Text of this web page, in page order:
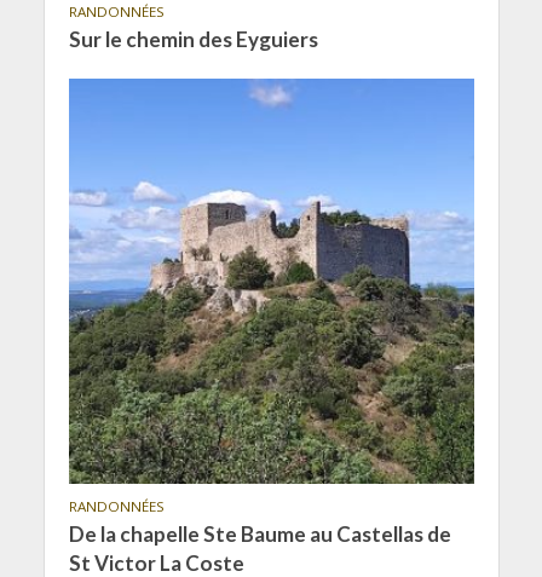
RANDONNÉES
Sur le chemin des Eyguiers
RANDONNÉES
De la chapelle Ste Baume au Castellas de
St Victor La Coste